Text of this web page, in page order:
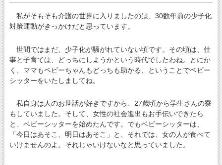
私がそもそも介護の世界に入りましたのは、30数年前の少子化
対策運動がきっかけだと思っています。
世間ではまだ、少子化が騒がれていない頃です。その頃は、仕
事と子育ては、どっちにしようかという時代でしたわね。とにか
く、ママもベビーちゃんもどっちも助かる、ということでベビー
シッターをいたしましてね。
私自身は人のお世話が好きですから、27歳頃から学生さんの寮
もしていました。そして、女性の社会進出もお手伝いできたら
と、ベビーシッターを始めたんです。でもベビーシッターは、
「今日はあそこ、明日はあそこ」と、それでは、女の人が食べて
いけませんのよ。それじゃいけないなと思っていました。